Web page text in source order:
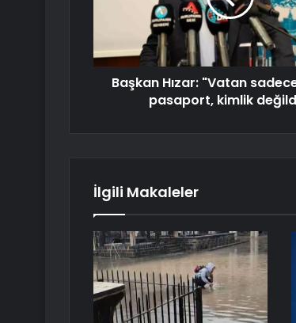
Başkan Hızar: "Vatan
pasaport, kimlik
İlgili Makaleler